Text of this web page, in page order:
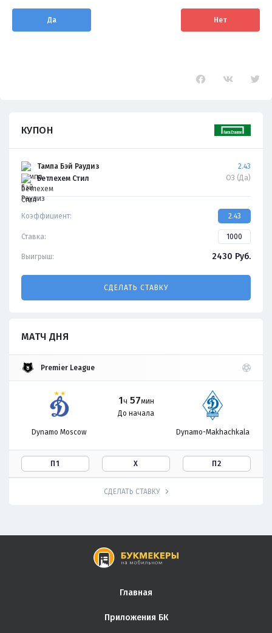
Да Нет
КУПОН
Тампа Бэй Раудиз
Бетлехем Стил
2.43
ОЗ (Да)
Коэффициент: 2.43
Ставка:
Выигрыш: 2430 Руб.
СДЕЛАТЬ СТАВКУ
МАТЧ ДНЯ
Premier League
Dynamo Moscow
1ч 57мин
До начала
Dynamo-Makhachkala
П1 Х П2
СДЕЛАТЬ СТАВКУ
Главная
Приложения БК